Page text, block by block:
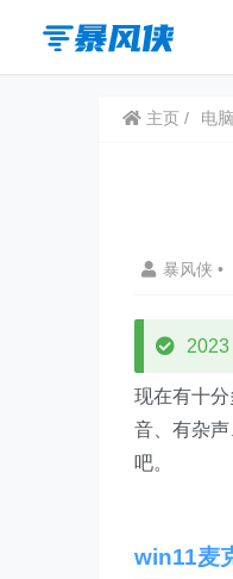
主页 电
暴风侠 •
现在有十
音、有杂
吧。
win11麦